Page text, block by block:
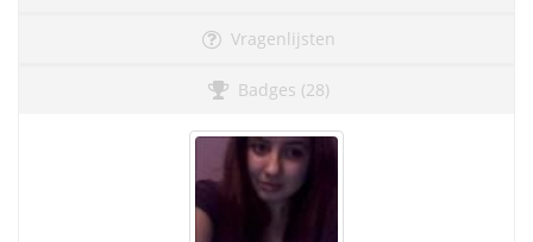
Vragenlijsten
Badges (28)